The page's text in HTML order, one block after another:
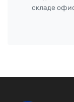
складе